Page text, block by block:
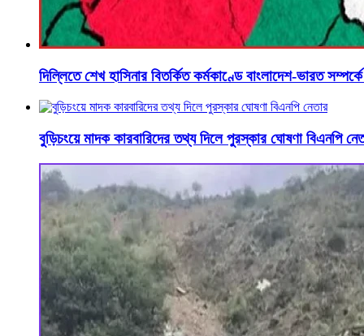
দিল্লিতে শেখ হাসিনার বিতর্কিত কর্মকাণ্ডে বাংলাদেশ-ভারত
বুড়িচংয়ে মাদক কারবারিদের তথ্য দিলে পুরস্কার ঘোষণা বিএনপি